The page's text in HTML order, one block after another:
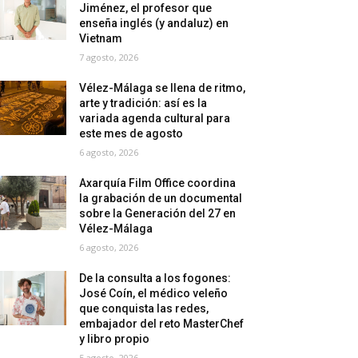
Jiménez, el profesor que
enseña inglés (y andaluz) en
Vietnam
7 agosto, 2026
Vélez-Málaga se llena de ritmo,
arte y tradición: así es la
variada agenda cultural para
este mes de agosto
6 agosto, 2026
Axarquía Film Office coordina
la grabación de un documental
sobre la Generación del 27 en
Vélez-Málaga
6 agosto, 2026
De la consulta a los fogones:
José Coín, el médico veleño
que conquista las redes,
embajador del reto MasterChef
y libro propio